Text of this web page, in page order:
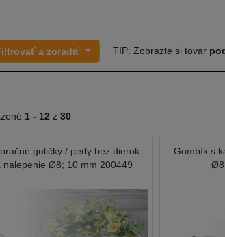
a zoradiť TIP: Zobrazte si tovar
1 - 12 z 30
guličky / perly bez dierok
nalepenie Ø8; 10 mm 200449
Gombík s